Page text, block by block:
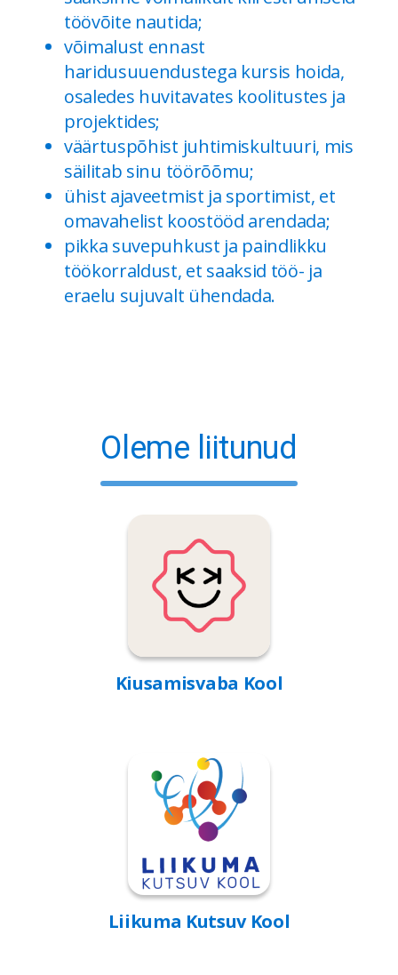
töövõite nautida;
võimalust ennast
haridusuuendustega kursis hoida,
osaledes huvitavates koolitustes ja
projektides;
väärtuspõhist juhtimiskultuuri, mis
säilitab sinu töörõõmu;
ühist ajaveetmist ja sportimist, et
omavahelist koostööd arendada;
pikka suvepuhkust ja paindlikku
töökorraldust, et saaksid töö- ja
eraelu sujuvalt ühendada.
Oleme liitunud
Kiusamisvaba Kool
Liikuma Kutsuv Kool